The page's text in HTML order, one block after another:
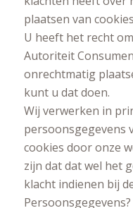
plaatsen van
U heeft het recht
Autoriteit
onrechtmatig
kunt u dat doen.
Wij verwerken in
persoonsgegevens
cookies door onze
zijn dat dat wel het
klacht indienen bij